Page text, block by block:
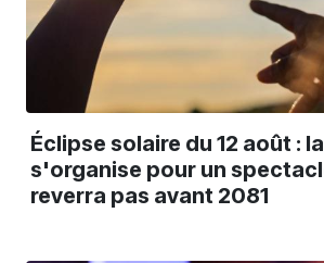
Éclipse solaire du 12 août :
s'organise pour un
reverra pas avant 2081